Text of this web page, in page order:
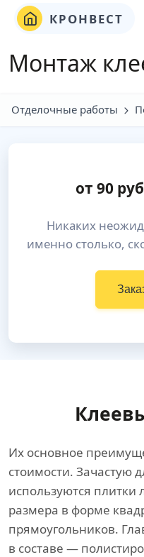
КРОНВЕСТ
Монтаж
Отделочные работы
от 90руб
Никаких
именно столько,
Их основное
стоимости. Зачастую
используются плитки
размера в форме
прямоугольников.
в составе —